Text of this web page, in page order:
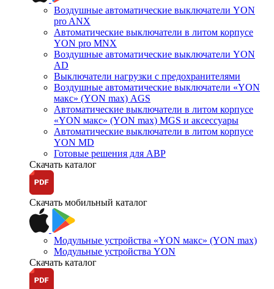
Воздушные автоматические выключатели YON
pro ANX
Автоматические выключатели в литом корпусе
YON pro MNX
Воздушные автоматические выключатели YON
AD
Выключатели нагрузки с предохранителями
Воздушные автоматические выключатели «YON
макс» (YON max) AGS
Автоматические выключатели в литом корпусе
«YON макс» (YON max) MGS и аксессуары
Автоматические выключатели в литом корпусе
YON MD
Готовые решения для АВР
Скачать каталог
Скачать мобильный каталог
Модульные устройства «YON макс» (YON max)
Модульные устройства YON
Скачать каталог